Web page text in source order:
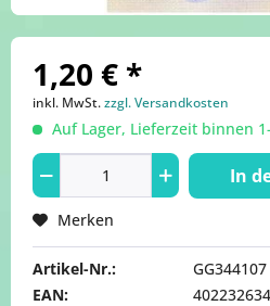
1,20 € *
inkl. MwSt.zzgl. Versandkosten
Auf Lager, Lieferzeit binnen
In
Merken
Artikel-Nr.:
GG344107
EAN: